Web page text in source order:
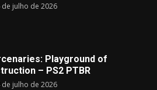
de julho de 2026
Playground of
– PS2 PTBR
de julho de 2026